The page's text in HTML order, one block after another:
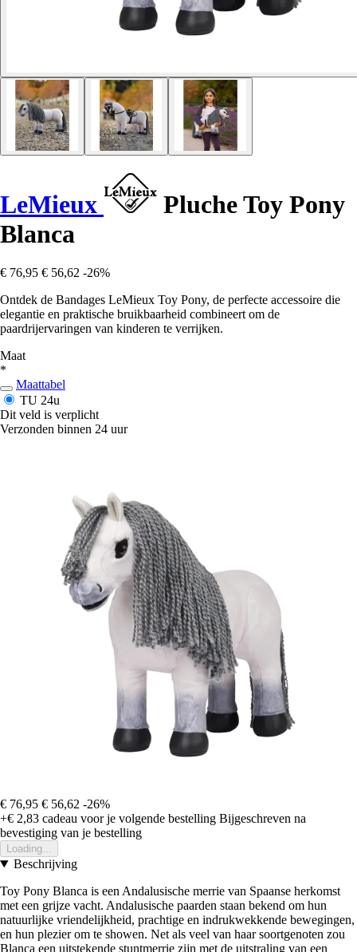
LeMieux
Pluche Toy Pony
Blanca
€ 76,95 € 56,62 -26%
Ontdek de Bandages LeMieux Toy Pony, de perfecte accessoire die
elegantie en praktische bruikbaarheid combineert om de
paardrijervaringen van kinderen te verrijken.
Maat
*
Maattabel
TU 24u
Dit veld is verplicht
Verzonden binnen 24 uur
€ 76,95 € 56,62 -26%
+€ 2,83 cadeau voor je volgende bestelling Bijgeschreven na
bevestiging van je bestelling
Loading...
Beschrijving
Toy Pony Blanca is een Andalusische merrie van Spaanse herkomst
met een grijze vacht. Andalusische paarden staan bekend om hun
natuurlijke vriendelijkheid, prachtige en indrukwekkende bewegingen,
en hun plezier om te showen. Net als veel van haar soortgenoten zou
Blanca een uitstekende stuntmerrie zijn met de uitstraling van een